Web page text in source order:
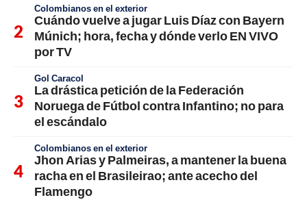
Colombianos en el exterior
Cuándo vuelve a jugar Luis Díaz con Bayern
Múnich; hora, fecha y dónde verlo EN VIVO
por TV
Gol Caracol
La drástica petición de la Federación
Noruega de Fútbol contra Infantino; no para
el escándalo
Colombianos en el exterior
Jhon Arias y Palmeiras, a mantener la buena
racha en el Brasileirao; ante acecho del
Flamengo